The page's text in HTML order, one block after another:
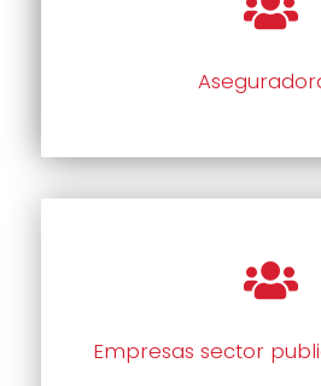
Empresas sector